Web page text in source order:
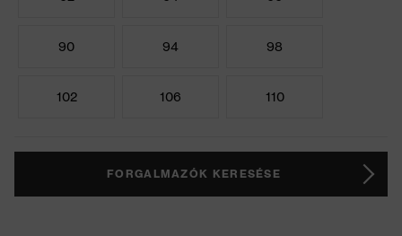
90 94 98
102 106 110
FORGALMAZÓK KERESÉSE